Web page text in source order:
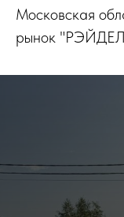
Московская
рынок